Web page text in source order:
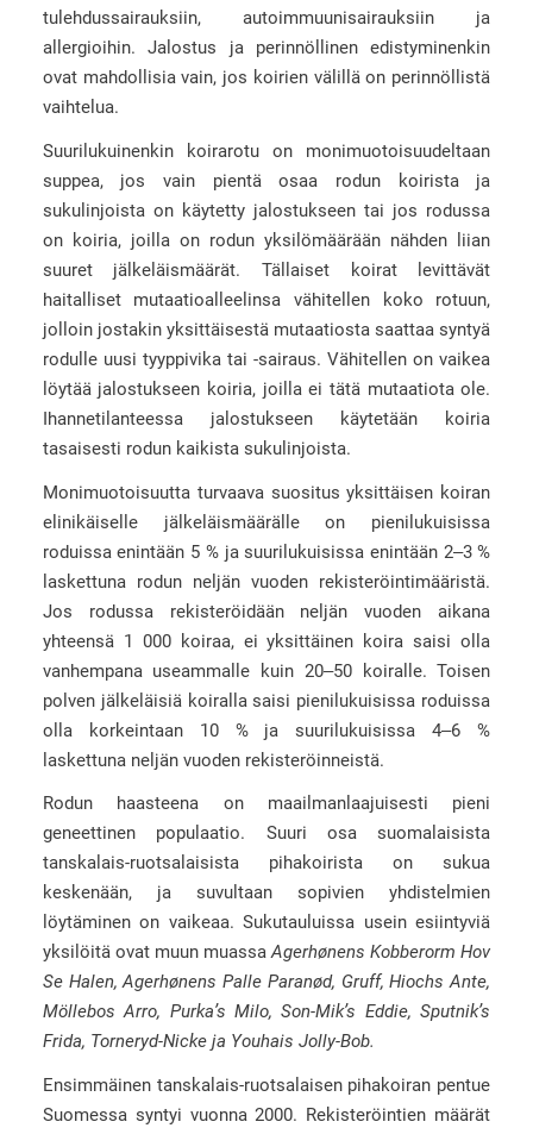
tulehdussairauksiin, autoimmuunisairauksiin ja
allergioihin. Jalostus ja perinnöllinen edistyminenkin
ovat mahdollisia vain, jos koirien välillä on perinnöllistä
vaihtelua.
Suurilukuinenkin koirarotu on monimuotoisuudeltaan
suppea, jos vain pientä osaa rodun koirista ja
sukulinjoista on käytetty jalostukseen tai jos rodussa
on koiria, joilla on rodun yksilömäärään nähden liian
suuret jälkeläismäärät. Tällaiset koirat levittävät
haitalliset mutaatioalleelinsa vähitellen koko rotuun,
jolloin jostakin yksittäisestä mutaatiosta saattaa syntyä
rodulle uusi tyyppivika tai -sairaus. Vähitellen on vaikea
löytää jalostukseen koiria, joilla ei tätä mutaatiota ole.
Ihannetilanteessa jalostukseen käytetään koiria
tasaisesti rodun kaikista sukulinjoista.
Monimuotoisuutta turvaava suositus yksittäisen koiran
elinikäiselle jälkeläismäärälle on pienilukuisissa
roduissa enintään 5 % ja suurilukuisissa enintään 2‒3 %
laskettuna rodun neljän vuoden rekisteröintimääristä.
Jos rodussa rekisteröidään neljän vuoden aikana
yhteensä 1 000 koiraa, ei yksittäinen koira saisi olla
vanhempana useammalle kuin 20‒50 koiralle. Toisen
polven jälkeläisiä koiralla saisi pienilukuisissa roduissa
olla korkeintaan 10 % ja suurilukuisissa 4‒6 %
laskettuna neljän vuoden rekisteröinneistä.
Rodun haasteena on maailmanlaajuisesti pieni
geneettinen populaatio. Suuri osa suomalaisista
tanskalais-ruotsalaisista pihakoirista on sukua
keskenään, ja suvultaan sopivien yhdistelmien
löytäminen on vaikeaa. Sukutauluissa usein esiintyviä
yksilöitä ovat muun muassaAgerhønens Kobberorm Hov
Se Halen, Agerhønens Palle Paranød, Gruff, Hiochs Ante,
Möllebos Arro, Purka’s Milo, Son-Mik’s Eddie, Sputnik’s
Frida, Torneryd-Nicke ja Youhais Jolly-Bob.
Ensimmäinen tanskalais-ruotsalaisen pihakoiran pentue
Suomessa syntyi vuonna 2000. Rekisteröintien määrät